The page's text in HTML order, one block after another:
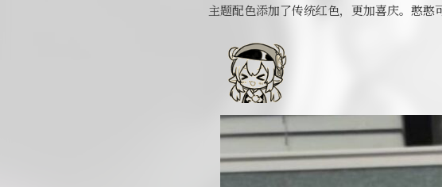
主题配色添加了传统红色，更加喜庆。憨憨